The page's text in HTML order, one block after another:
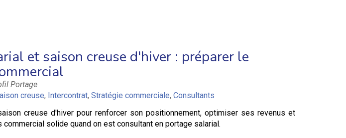
et saison creuse d'hiver : préparer le
Portage
creuse, Intercontrat, Stratégie commerciale, Consultants
creuse d'hiver pour renforcer son positionnement, optimiser ses revenus et
commercial solide quand on est consultant en portage salarial.